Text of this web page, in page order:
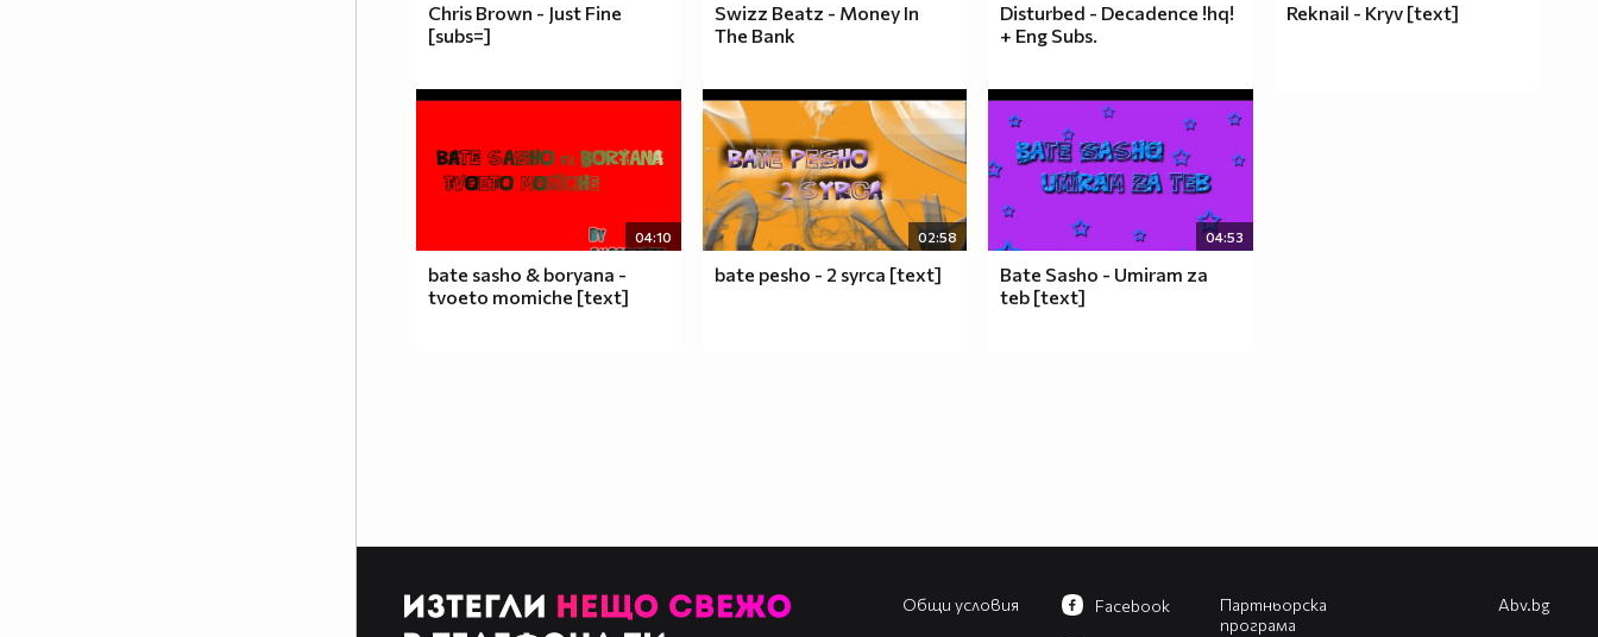
Chris Brown - Just Fine
[subs=]
Swizz Beatz - Money In
The Bank
Disturbed - Decadence !hq!
+ Eng Subs.
Reknail - Kryv [text]
04:10
bate sasho & boryana -
tvoeto momiche [text]
02:58
bate pesho - 2 syrca [text]
04:53
Bate Sasho - Umiram za
teb [text]
Общи условия
Партньорска
програма
Facebook Abv.bg